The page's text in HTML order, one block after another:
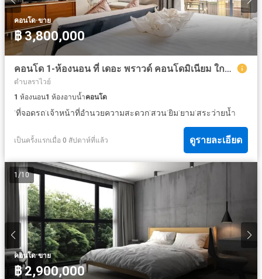
คอนโด·ขาย
฿ 3,800,000
คอนโด 1-ห้องนอน ที่ เดอะ พราวด์ คอนโดมิเนียม ใกล้ ราไวย์
ตำบลราไวย์
1 ห้องนอน1 ห้องอาบน้ำคอนโด
·ที่จอดรถ·เจ้าหน้าที่อำนวยความสะดวก·สวน·ยิม·ยาม·สระว่ายน้ำ
เป็นครั้งแรกเมื่อ 0 สัปดาห์ที่แล้ว ดูรายละเอียด
1 /10
คอนโด·ขาย
฿ 2,900,000